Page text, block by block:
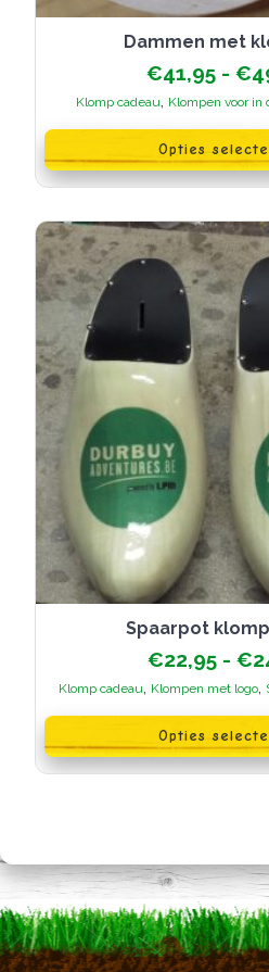
Dammen met
€41,95 - €
Klomp cadeau, Klompen voor in
Opties
product
heeft
meerdere
variaties.
optie
kan
gekozen
worden
op
productpagina
Spaarpot
€22,95 - €
Klomp cadeau, Klompen met logo,
Opties
product
heeft
meerdere
variaties.
worden
op
de
productpagina